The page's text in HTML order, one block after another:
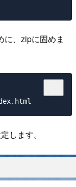
、zipに固めま
します。